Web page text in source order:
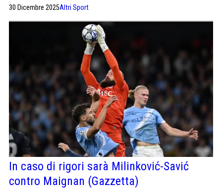
30 Dicembre 2025Altri Sport
In caso di rigori sarà Milinković-Savić
contro Maignan (Gazzetta)